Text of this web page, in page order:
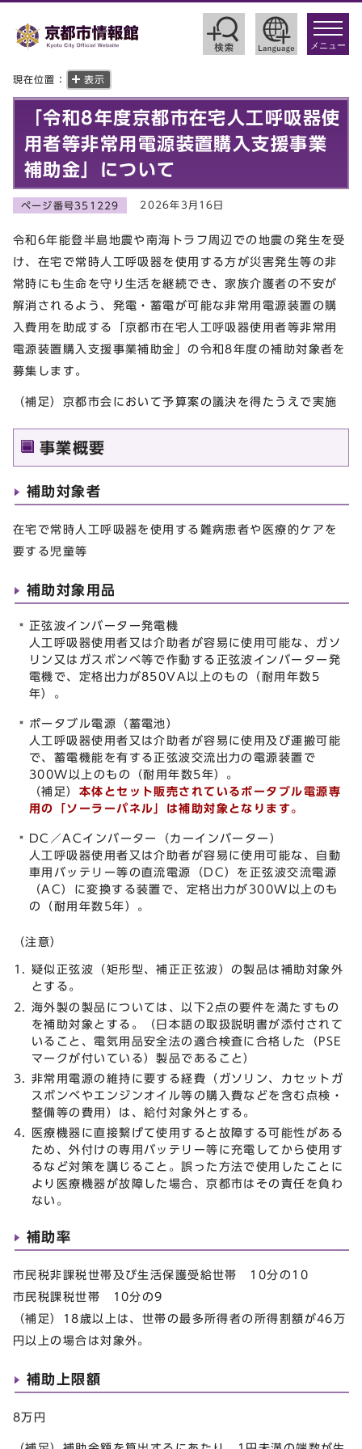
toggle
メニュー
現在位置： 表示
「令和8年度京都市在宅人工呼吸器使
用者等非常用電源装置購入支援事業
補助金」について
ページ番号351229 2026年3月16日
令和6年能登半島地震や南海トラフ周辺での地震の発生を受
け、在宅で常時人工呼吸器を使用する方が災害発生等の非
常時にも生命を守り生活を継続でき、家族介護者の不安が
解消されるよう、発電・蓄電が可能な非常用電源装置の購
入費用を助成する「京都市在宅人工呼吸器使用者等非常用
電源装置購入支援事業補助金」の令和8年度の補助対象者を
募集します。
（補足）京都市会において予算案の議決を得たうえで実施
事業概要
補助対象者
在宅で常時人工呼吸器を使用する難病患者や医療的ケアを
要する児童等
補助対象用品
正弦波インバーター発電機
人工呼吸器使用者又は介助者が容易に使用可能な、ガソ
リン又はガスボンベ等で作動する正弦波インバーター発
電機で、定格出力が850VA以上のもの（耐用年数5
年）。
ポータブル電源（蓄電池）
人工呼吸器使用者又は介助者が容易に使用及び運搬可能
で、蓄電機能を有する正弦波交流出力の電源装置で
300W以上のもの（耐用年数5年）。
（補足） 本体とセット販売されているポータブル電源専
用の「ソーラーパネル」は補助対象となります。
DC／ACインバーター（カーインバーター）
人工呼吸器使用者又は介助者が容易に使用可能な、自動
車用バッテリー等の直流電源（DC）を正弦波交流電源
（AC）に変換する装置で、定格出力が300W以上のも
の（耐用年数5年）。
（注意）
疑似正弦波（矩形型、補正正弦波）の製品は補助対象外
とする。
海外製の製品については、以下2点の要件を満たすもの
を補助対象とする。（日本語の取扱説明書が添付されて
いること、電気用品安全法の適合検査に合格した（PSE
マークが付いている）製品であること）
非常用電源の維持に要する経費（ガソリン、カセットガ
スボンベやエンジンオイル等の購入費などを含む点検・
整備等の費用）は、給付対象外とする。
医療機器に直接繋げて使用すると故障する可能性がある
ため、外付けの専用バッテリー等に充電してから使用す
るなど対策を講じること。誤った方法で使用したことに
より医療機器が故障した場合、京都市はその責任を負わ
ない。
補助率
市民税非課税世帯及び生活保護受給世帯 10分の10
市民税課税世帯 10分の9
（補足）18歳以上は、世帯の最多所得者の所得割額が46万
円以上の場合は対象外。
補助上限額
8万円